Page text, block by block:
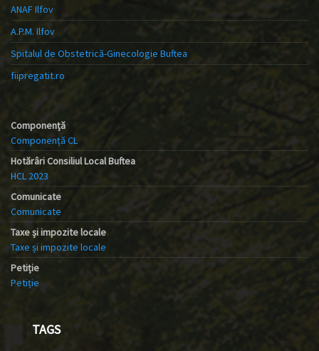
ANAF Ilfov
A.P.M. Ilfov
Spitalul de Obstetrică-Ginecologie Buftea
fiipregatit.ro
Componență
Componență CL
Hotărâri Consiliul Local Buftea
HCL 2023
Comunicate
Comunicate
Taxe și impozite locale
Taxe și impozite locale
Petiție
Petiție
TAGS